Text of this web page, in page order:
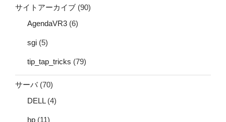
サイトアーカイブ (90)
AgendaVR3 (6)
sgi (5)
tip_tap_tricks (79)
サーバ(70)
DELL(4)
hp (11)